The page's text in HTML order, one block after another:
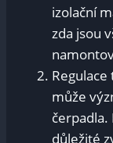
izolační
zda jsou
může
důležité